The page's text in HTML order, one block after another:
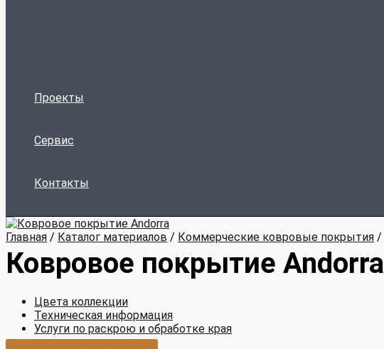
Проекты
Сервис
Контакты
Главная / Каталог материалов / Коммерческие ковровые покрытия /
Ковровое покрытие Andorra
Цвета коллекции
Техническая информация
Услуги по раскрою и обработке края